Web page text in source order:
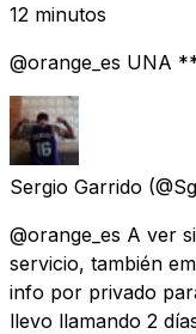
12 minutos
@orange_es UNA
Sergio Garrido
@orange_es A ver
servicio, también
info por privado
llevo llamando 2